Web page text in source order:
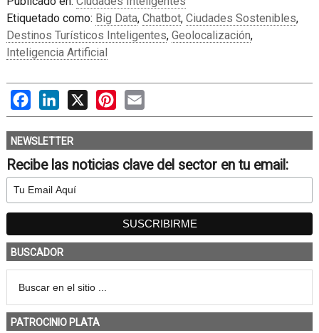
Etiquetado como: Big Data, Chatbot, Ciudades Sostenibles,
Destinos Turísticos Inteligentes, Geolocalización,
Inteligencia Artificial
FacebookLinkedIn
X PinterestEmail
NEWSLETTER
Recibe las noticias clave del sector en tu email:
BUSCADOR
PATROCINIO PLATA